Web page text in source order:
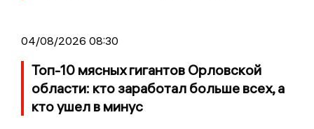
04/08/2026 08:30
Топ-10 мясных гигантов Орловской
области: кто заработал больше всех, а
кто ушел в минус